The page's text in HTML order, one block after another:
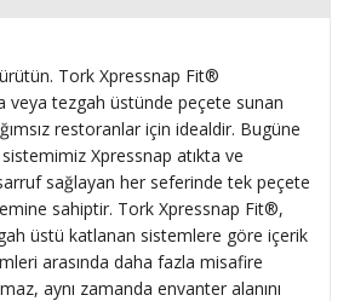
Tork Xpressnap Fit®
veya tezgah üstünde peçete sunan
restoranlar için idealdir. Bugüne
Xpressnap atıkta ve
sağlayan her seferinde tek peçete
sahiptir. Tork Xpressnap Fit®,
üstü katlanan sistemlere göre içerik
arasında daha fazla misafire
aynı zamanda envanter alanını